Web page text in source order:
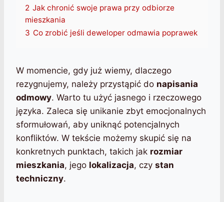
2 Jak chronić swoje prawa przy odbiorze
mieszkania
3 Co zrobić jeśli deweloper odmawia poprawek
W momencie, gdy już wiemy, dlaczego
rezygnujemy, należy przystąpić do napisania
odmowy. Warto tu użyć jasnego i rzeczowego
języka. Zaleca się unikanie zbyt emocjonalnych
sformułowań, aby uniknąć potencjalnych
konfliktów. W tekście możemy skupić się na
konkretnych punktach, takich jak rozmiar
mieszkania, jego lokalizacja, czy stan
techniczny.